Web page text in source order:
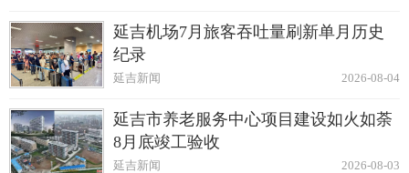
延吉机场7月旅客吞吐量刷新单月历史
纪录
2026-08-04
延吉新闻
延吉市养老服务中心项目建设如火如荼
8月底竣工验收
2026-08-03
延吉新闻